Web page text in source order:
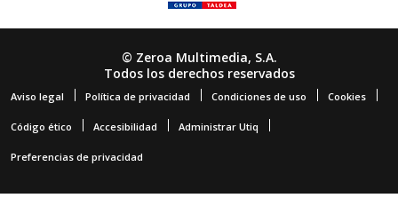
© Zeroa Multimedia, S.A.
Todos los derechos reservados
Aviso legal Política de privacidad Condiciones de uso Cookies
Código ético Accesibilidad Administrar Utiq
Preferencias de privacidad